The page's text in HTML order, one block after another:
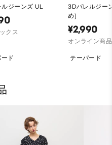
ジーンズ UL
クス
ド
3Dバレルジー
め)
¥2,990
オンライン商品
テーパード